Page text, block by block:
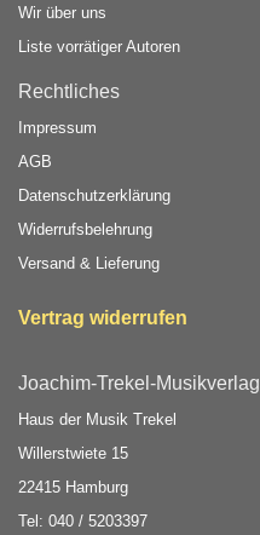
Wir über uns
Liste vorrätiger Autoren
Rechtliches
Impressum
AGB
Datenschutzerklärung
Widerrufsbelehrung
Versand & Lieferung
Vertrag widerrufen
Joachim-Trekel-Musikverlag
Haus der Musik Trekel
Willerstwiete 15
22415 Hamburg
Tel: 040 / 5203397